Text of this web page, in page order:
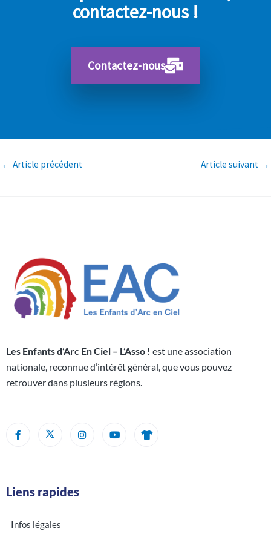
contactez-nous !
Contactez-nous
← Article précédent Article suivant →
Les Enfants d’Arc En Ciel – L’Asso ! est une association
nationale, reconnue d’intérêt général, que vous pouvez
retrouver dans plusieurs régions.
Liens rapides
Infos légales